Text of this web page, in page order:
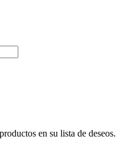
en su lista de deseos.